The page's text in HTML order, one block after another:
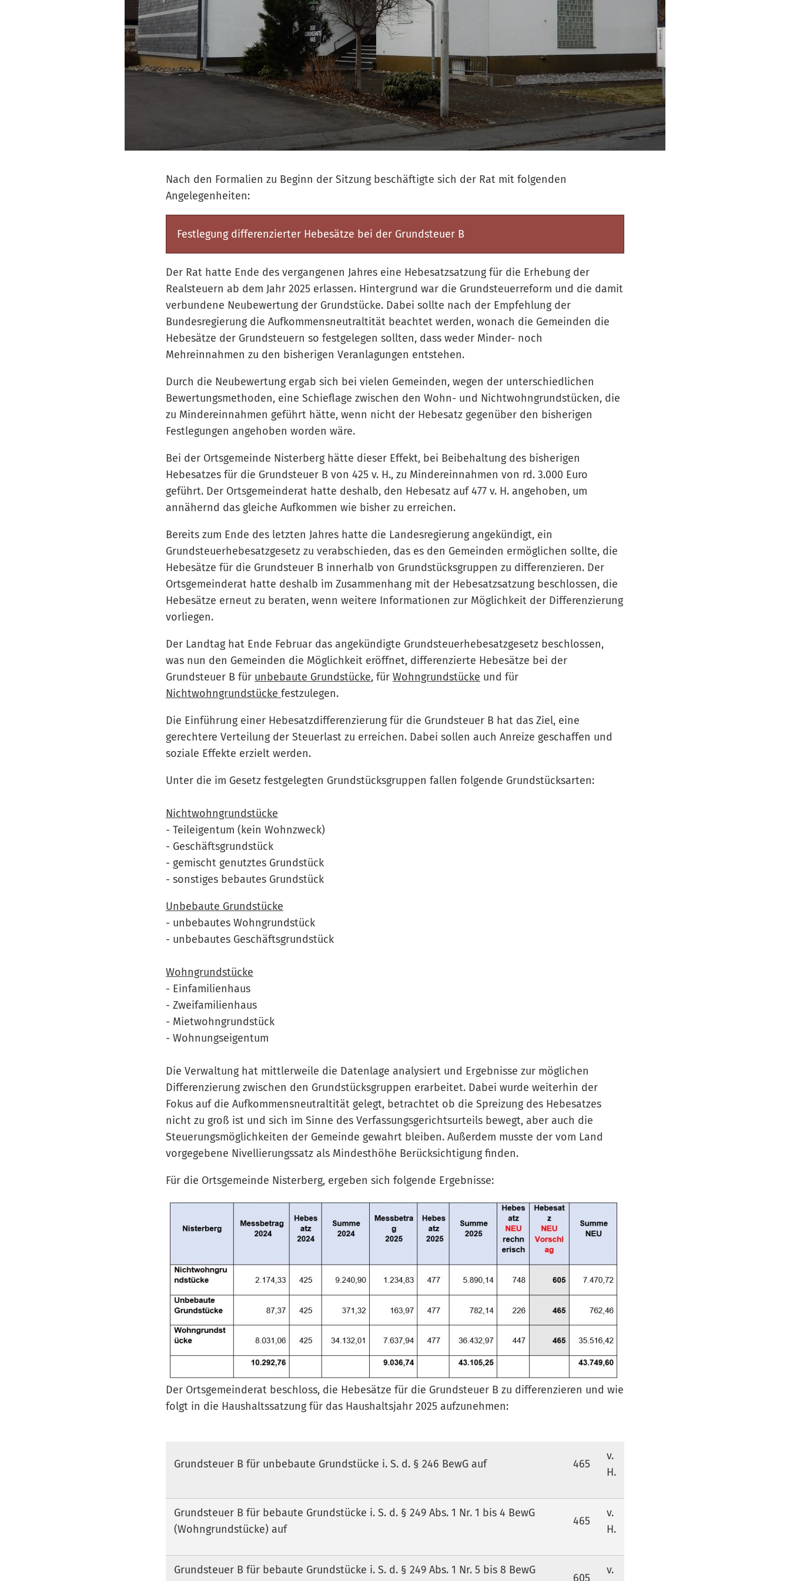
Nach den Formalien zu Beginn der Sitzung beschäftigte sich der Rat mit folgenden
Angelegenheiten:
Festlegung differenzierter Hebesätze bei der Grundsteuer B
Der Rat hatte Ende des vergangenen Jahres eine Hebesatzsatzung für die Erhebung der
Realsteuern ab dem Jahr 2025 erlassen. Hintergrund war die Grundsteuerreform und die damit
verbundene Neubewertung der Grundstücke. Dabei sollte nach der Empfehlung der
Bundesregierung die Aufkommensneutraltität beachtet werden, wonach die Gemeinden die
Hebesätze der Grundsteuern so festgelegen sollten, dass weder Minder- noch
Mehreinnahmen zu den bisherigen Veranlagungen entstehen.
Durch die Neubewertung ergab sich bei vielen Gemeinden, wegen der unterschiedlichen
Bewertungsmethoden, eine Schieflage zwischen den Wohn- und Nichtwohngrundstücken, die
zu Mindereinnahmen geführt hätte, wenn nicht der Hebesatz gegenüber den bisherigen
Festlegungen angehoben worden wäre.
Bei der Ortsgemeinde Nisterberg hätte dieser Effekt, bei Beibehaltung des bisherigen
Hebesatzes für die Grundsteuer B von 425 v. H., zu Mindereinnahmen von rd. 3.000 Euro
geführt. Der Ortsgemeinderat hatte deshalb, den Hebesatz auf 477 v. H. angehoben, um
annähernd das gleiche Aufkommen wie bisher zu erreichen.
Bereits zum Ende des letzten Jahres hatte die Landesregierung angekündigt, ein
Grundsteuerhebesatzgesetz zu verabschieden, das es den Gemeinden ermöglichen sollte, die
Hebesätze für die Grundsteuer B innerhalb von Grundstücksgruppen zu differenzieren. Der
Ortsgemeinderat hatte deshalb im Zusammenhang mit der Hebesatzsatzung beschlossen, die
Hebesätze erneut zu beraten, wenn weitere Informationen zur Möglichkeit der Differenzierung
vorliegen.
Der Landtag hat Ende Februar das angekündigte Grundsteuerhebesatzgesetz beschlossen,
was nun den Gemeinden die Möglichkeit eröffnet, differenzierte Hebesätze bei der
Grundsteuer B für unbebaute Grundstücke, für Wohngrundstücke und für
Nichtwohngrundstücke festzulegen.
Die Einführung einer Hebesatzdifferenzierung für die Grundsteuer B hat das Ziel, eine
gerechtere Verteilung der Steuerlast zu erreichen. Dabei sollen auch Anreize geschaffen und
soziale Effekte erzielt werden.
Unter die im Gesetz festgelegten Grundstücksgruppen fallen folgende Grundstücksarten:
Nichtwohngrundstücke
- Teileigentum (kein Wohnzweck)
- Geschäftsgrundstück
- gemischt genutztes Grundstück
- sonstiges bebautes Grundstück
Unbebaute Grundstücke
- unbebautes Wohngrundstück
- unbebautes Geschäftsgrundstück
Wohngrundstücke
- Einfamilienhaus
- Zweifamilienhaus
- Mietwohngrundstück
- Wohnungseigentum
Die Verwaltung hat mittlerweile die Datenlage analysiert und Ergebnisse zur möglichen
Differenzierung zwischen den Grundstücksgruppen erarbeitet. Dabei wurde weiterhin der
Fokus auf die Aufkommensneutraltität gelegt, betrachtet ob die Spreizung des Hebesatzes
nicht zu groß ist und sich im Sinne des Verfassungsgerichtsurteils bewegt, aber auch die
Steuerungsmöglichkeiten der Gemeinde gewahrt bleiben. Außerdem musste der vom Land
vorgegebene Nivellierungssatz als Mindesthöhe Berücksichtigung finden.
Für die Ortsgemeinde Nisterberg, ergeben sich folgende Ergebnisse:
Der Ortsgemeinderat beschloss, die Hebesätze für die Grundsteuer B zu differenzieren und wie
folgt in die Haushaltssatzung für das Haushaltsjahr 2025 aufzunehmen:
Grundsteuer B für unbebaute Grundstücke i. S. d. § 246 BewG auf 465
v.
H.
Grundsteuer B für bebaute Grundstücke i. S. d. § 249 Abs. 1 Nr. 1 bis 4 BewG
(Wohngrundstücke) auf
465
v.
H.
Grundsteuer B für bebaute Grundstücke i. S. d. § 249 Abs. 1 Nr. 5 bis 8 BewG
605
v.